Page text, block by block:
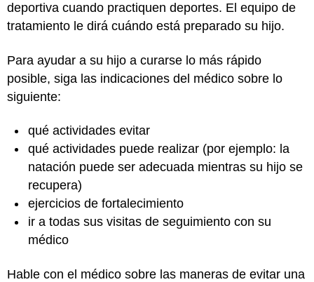
deportiva cuando practiquen deportes. El equipo de
tratamiento le dirá cuándo está preparado su hijo.
Para ayudar a su hijo a curarse lo más rápido
posible, siga las indicaciones del médico sobre lo
siguiente:
qué actividades evitar
qué actividades puede realizar (por ejemplo: la
natación puede ser adecuada mientras su hijo se
recupera)
ejercicios de fortalecimiento
ir a todas sus visitas de seguimiento con su
médico
Hable con el médico sobre las maneras de evitar una